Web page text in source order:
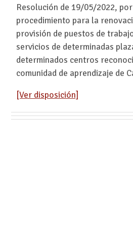
Resolución de 19/05/2022,
procedimiento para la
provisión de puestos de
servicios de determinadas
determinados centros
comunidad de aprendizaje de
[Ver disposición]